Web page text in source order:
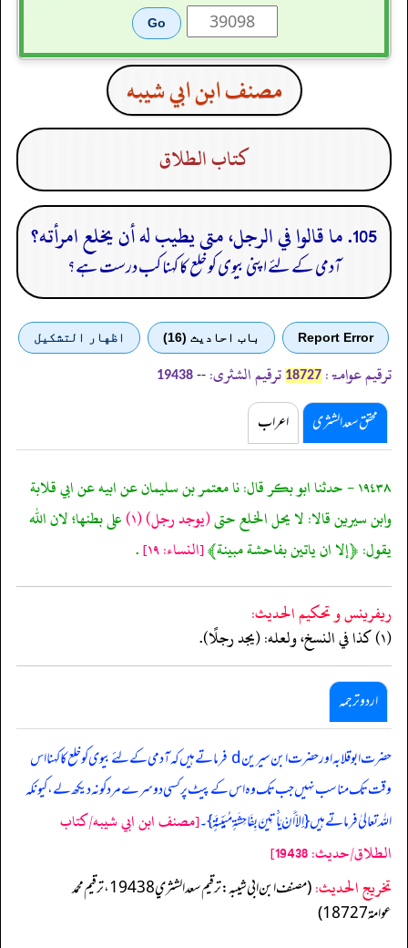
مصنف ابن ابي شيبه
كتاب الطلاق
105. ما قالوا في الرجل، متى يطيب له أن يخلع امرأته؟
آدمی کے لئے اپنی بیوی کو خلع کا کہنا کب درست ہے؟
Report Error باب احادیث (16) اظهار التشكيل
ترقیم عوامۃ: 18727 ترقیم الشثری: --
19438
محقق سعد الشثری اعراب
١٩٤٣٨ - حدثنا ابو بكر قال: نا معتمر بن سليمان عن ابيه عن ابي قلابة
وابن سيرين قالا: لا يحل الخلع حتى(يوجد رجل)(١) على بطنها؛ لان الله
يقول: ﴿إلا ان ياتين بفاحشة مبينة﴾[النساء: ١٩] .
ريفرينس و تحكيم الحدیث:
(١) كذا في النسخ، ولعله: (يجد رجلًا).
اردو ترجمہ
حضرت ابو قلابہ اور حضرت ابن سیرین d فرماتے ہیں کہ آدمی کے لئے بیوی کو خلع کا کہنا اس
وقت تک مناسب نہیں جب تک وہ اس کے پیٹ پر کسی دوسرے مرد کو نہ دیکھ لے، کیونکہ
اللہ تعالیٰ فرماتے ہیں {إلاَّ أَنْ یَأْتِینَ بِفَاحِشَۃٍ مُبَیِّنَۃٍ }۔[مصنف ابن ابي شيبه/كتاب
الطلاق/حدیث: 19438]
تخریج الحدیث:
(مصنف ابن ابي شيبه: ترقيم سعد الشثري 19438، ترقيم محمد
عوامة 18727)